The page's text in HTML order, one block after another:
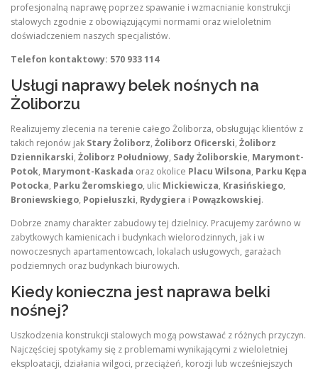
profesjonalną naprawę poprzez spawanie i wzmacnianie konstrukcji
stalowych zgodnie z obowiązującymi normami oraz wieloletnim
doświadczeniem naszych specjalistów.
Telefon kontaktowy: 570 933 114
Usługi naprawy belek nośnych na
Żoliborzu
Realizujemy zlecenia na terenie całego Żoliborza, obsługując klientów z
takich rejonów jak Stary Żoliborz, Żoliborz Oficerski, Żoliborz
Dziennikarski, Żoliborz Południowy, Sady Żoliborskie, Marymont-
Potok, Marymont-Kaskada oraz okolice Placu Wilsona, Parku Kępa
Potocka, Parku Żeromskiego, ulic Mickiewicza, Krasińskiego,
Broniewskiego, Popiełuszki, Rydygiera i Powązkowskiej.
Dobrze znamy charakter zabudowy tej dzielnicy. Pracujemy zarówno w
zabytkowych kamienicach i budynkach wielorodzinnych, jak i w
nowoczesnych apartamentowcach, lokalach usługowych, garażach
podziemnych oraz budynkach biurowych.
Kiedy konieczna jest naprawa belki
nośnej?
Uszkodzenia konstrukcji stalowych mogą powstawać z różnych przyczyn.
Najczęściej spotykamy się z problemami wynikającymi z wieloletniej
eksploatacji, działania wilgoci, przeciążeń, korozji lub wcześniejszych